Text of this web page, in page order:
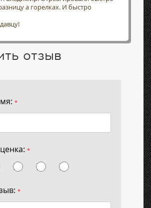
а горелках. И быстро
отзыв
*
*
*